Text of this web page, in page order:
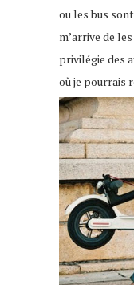
ou les bus
m’arrive de
privilégie des
où je pourrais